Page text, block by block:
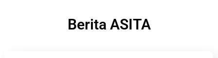
Berita ASITA